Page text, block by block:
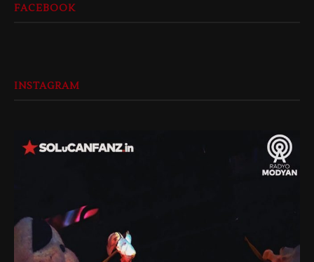
FACEBOOK
INSTAGRAM